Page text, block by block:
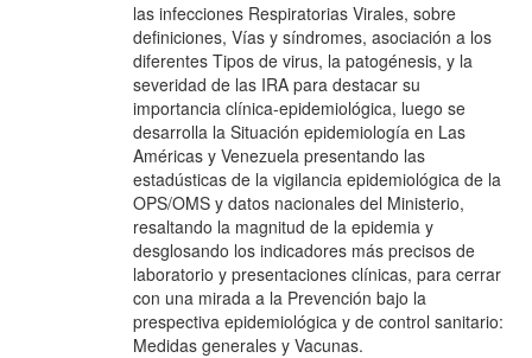
las infecciones Respiratorias Virales, sobre
definiciones, Vías y síndromes, asociación a los
diferentes Tipos de virus, la patogénesis, y la
severidad de las IRA para destacar su
importancia clínica-epidemiológica, luego se
desarrolla la Situación epidemiología en Las
Américas y Venezuela presentando las
estadústicas de la vigilancia epidemiológica de la
OPS/OMS y datos nacionales del Ministerio,
resaltando la magnitud de la epidemia y
desglosando los indicadores más precisos de
laboratorio y presentaciones clínicas, para cerrar
con una mirada a la Prevención bajo la
prespectiva epidemiológica y de control sanitario:
Medidas generales y Vacunas.